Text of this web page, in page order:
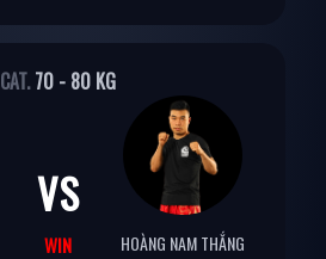
CAT.70 - 80 KG
VS
HOÀNG NAM THẮNG
WIN